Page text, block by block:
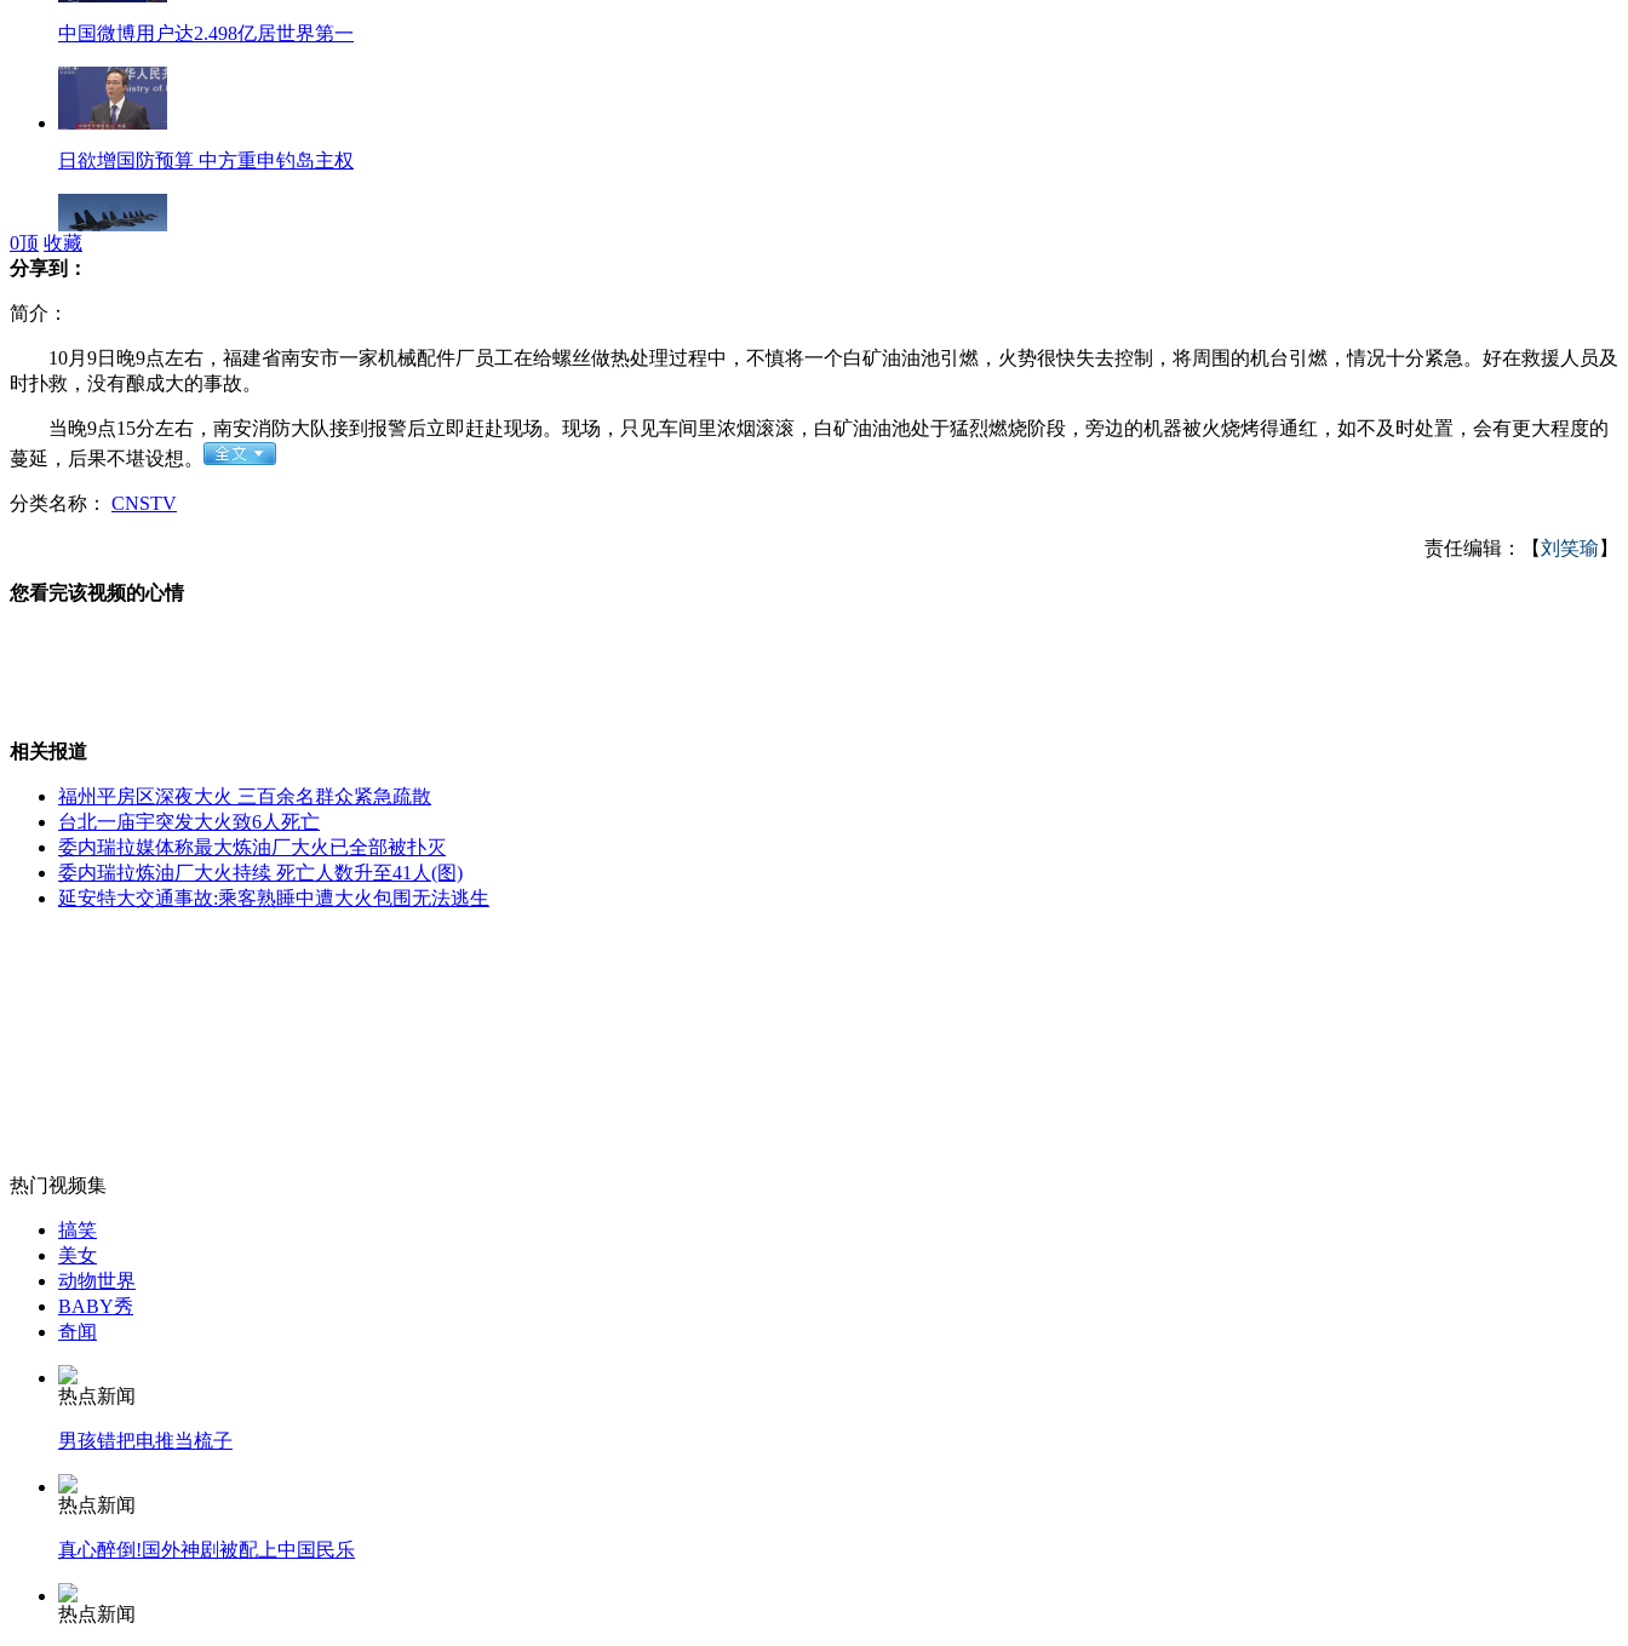
中国微博用户达2.498亿居世界第一
日欲增国防预算 中方重申钓岛主权
郑嘉颖"拼命三郎"拍戏忙
新版护照"吕"姓拼音改写为"LYU"
外交部：反对强权政治霸凌主义
外交部：有关国家言论片面不公正
安徽一实载49人客车翻车
0顶 收藏
分享到：
简介：
10月9日晚9点左右，福建省南安市一家机械配件厂员工在给螺丝做热处理过程中，不慎将一个白矿油油池引燃，火势很快失去控制，将周围的机台引燃，情况十分紧急。好在救援人员及
时扑救，没有酿成大的事故。
当晚9点15分左右，南安消防大队接到报警后立即赶赴现场。现场，只见车间里浓烟滚滚，白矿油油池处于猛烈燃烧阶段，旁边的机器被火烧烤得通红，如不及时处置，会有更大程度的
蔓延，后果不堪设想。
分类名称： CNSTV
责任编辑：【刘笑瑜 】
您看完该视频的心情
相关报道
福州平房区深夜大火 三百余名群众紧急疏散
台北一庙宇突发大火致6人死亡
委内瑞拉媒体称最大炼油厂大火已全部被扑灭
委内瑞拉炼油厂大火持续 死亡人数升至41人(图)
延安特大交通事故:乘客熟睡中遭大火包围无法逃生
热门视频集
搞笑
美女
动物世界
BABY秀
奇闻
热点新闻
男孩错把电推当梳子
热点新闻
真心醉倒!国外神剧被配上中国民乐
热点新闻